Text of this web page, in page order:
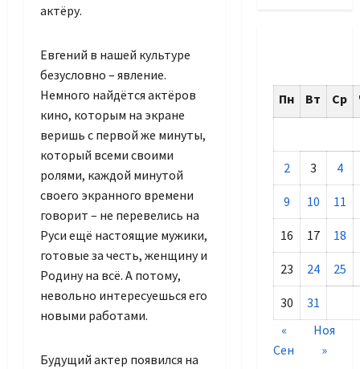
актёру.
Евгений в нашей культуре
безусловно – явление.
Немного найдётся актёров
кино, которым на экране
веришь с первой же минуты,
который всеми своими
ролями, каждой минутой
своего экранного времени
говорит – не перевелись на
Руси ещё настоящие мужики,
готовые за честь, женщину и
Родину на всё. А потому,
невольно интересуешься его
новыми работами.
Будущий актер появился на
Пн Вт Ср
2 3 4
9 10 11
16 17 18
23 24 25
30
31
«
Сен
Ноя
»